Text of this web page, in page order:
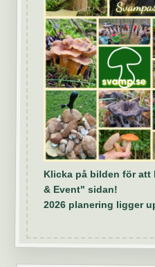
Klicka på bilden för
& Event" sidan!
2026 planering ligger